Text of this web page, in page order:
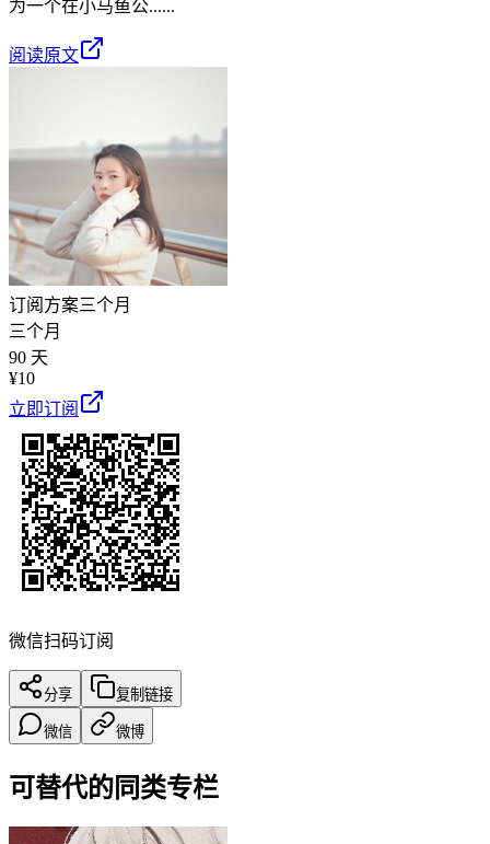
为一个在小马鱼公......
阅读原文
订阅方案三个月
三个月
90 天
¥10
立即订阅
微信扫码订阅
分享 复制链接
微信 微博
可替代的同类专栏